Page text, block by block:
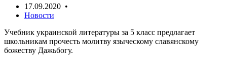
17.09.2020 •
Новости
Учебник украинской литературы за 5 класс предлагает
школьникам прочесть молитву языческому славянскому
божеству Дажьбогу.